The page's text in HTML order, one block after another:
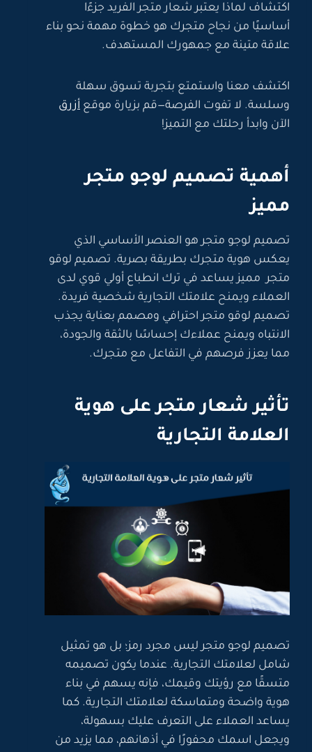
اكتشاف لماذا يعتبر شعار متجر الفريد جزءًا
أساسيًا من نجاح متجرك هو خطوة مهمة نحو بناء
علاقة متينة مع جمهورك المستهدف.
اكتشف معنا واستمتع بتجربة تسوق سهلة
وسلسة. لا تفوت الفرصة—قم بزيارة موقع أزرق
الآن وابدأ رحلتك مع التميز!
أهمية تصميم لوجو متجر
مميز
تصميم لوجو متجر هو العنصر الأساسي الذي
يعكس هوية متجرك بطريقة بصرية. تصميم لوقو
متجر مميز يساعد في ترك انطباع أولي قوي لدى
العملاء ويمنح علامتك التجارية شخصية فريدة.
تصميم لوقو متجر احترافي ومصمم بعناية يجذب
الانتباه ويمنح عملاءك إحساسًا بالثقة والجودة،
مما يعزز فرصهم في التفاعل مع متجرك.
تأثير شعار متجر على هوية
العلامة التجارية
تصميم لوجو متجر ليس مجرد رمز؛ بل هو تمثيل
شامل لعلامتك التجارية. عندما يكون تصميمه
متسقًا مع رؤيتك وقيمك، فإنه يسهم في بناء
هوية واضحة ومتماسكة لعلامتك التجارية. كما
يساعد العملاء على التعرف عليك بسهولة،
ويجعل اسمك محفورًا في أذهانهم، مما يزيد من